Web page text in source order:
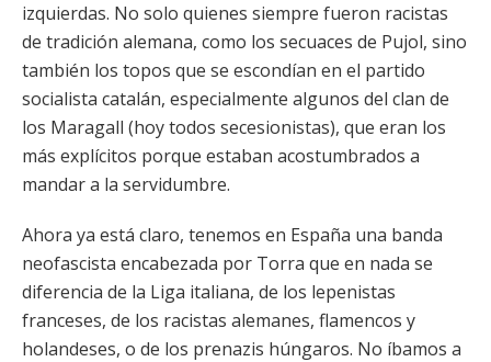
izquierdas. No solo quienes siempre fueron racistas
de tradición alemana, como los secuaces de Pujol, sino
también los topos que se escondían en el partido
socialista catalán, especialmente algunos del clan de
los Maragall (hoy todos secesionistas), que eran los
más explícitos porque estaban acostumbrados a
mandar a la servidumbre.
Ahora ya está claro, tenemos en España una banda
neofascista encabezada por Torra que en nada se
diferencia de la Liga italiana, de los lepenistas
franceses, de los racistas alemanes, flamencos y
holandeses, o de los prenazis húngaros. No íbamos a